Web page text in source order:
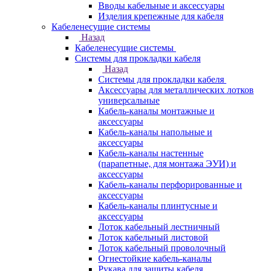
Вводы кабельные и аксессуары
Изделия крепежные для кабеля
Кабеленесущие системы
Назад
Кабеленесущие системы
Системы для прокладки кабеля
Назад
Системы для прокладки кабеля
Аксессуары для металлических лотков
универсальные
Кабель-каналы монтажные и
аксессуары
Кабель-каналы напольные и
аксессуары
Кабель-каналы настенные
(парапетные, для монтажа ЭУИ) и
аксессуары
Кабель-каналы перфорированные и
аксессуары
Кабель-каналы плинтусные и
аксессуары
Лоток кабельный лестничный
Лоток кабельный листовой
Лоток кабельный проволочный
Огнестойкие кабель-каналы
Рукава для защиты кабеля